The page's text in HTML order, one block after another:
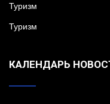
Туризм
Туризм
КАЛЕНДАРЬ